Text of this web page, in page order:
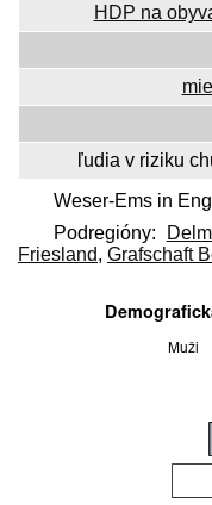
HDP na
ľudia v riziku
Weser-Ems in
Podregióny:
Friesland, Grafschaft